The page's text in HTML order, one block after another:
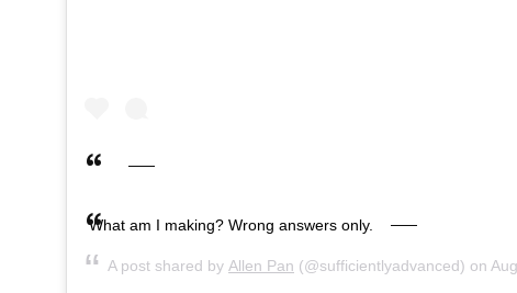
What am I making? Wrong answers only.
A post shared by Allen Pan (@sufficientlyadvanced) on